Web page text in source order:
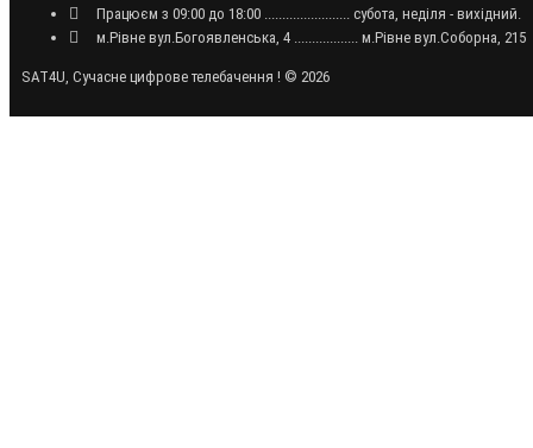
Працюєм з 09:00 до 18:00 ........................ субота, неділя - вихідний.
м.Рівне вул.Богоявленська, 4 .................. м.Рівне вул.Соборна, 215
SAT4U, Сучасне цифрове телебачення ! © 2026